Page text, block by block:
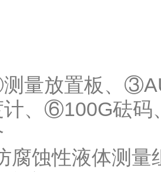
量放置板、
、⑥100G砝
腐蚀性液体测量